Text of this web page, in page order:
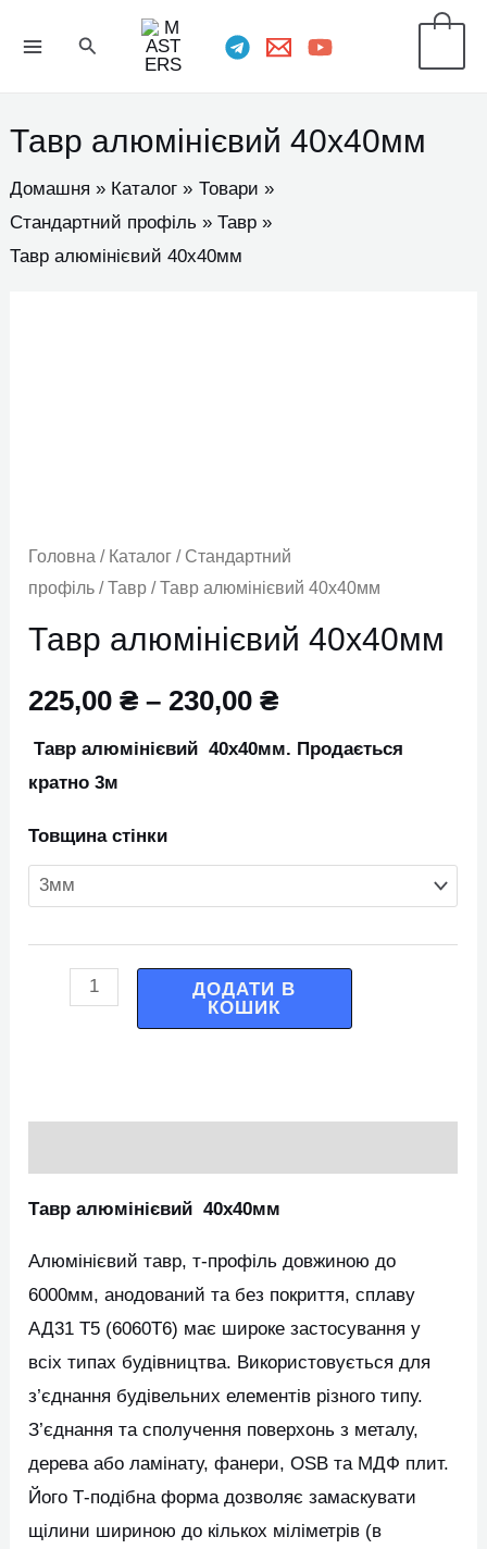
Пошук
Тавр алюмінієвий 40х40мм
Домашня Каталог
Товари
Стандартний профіль
Тавр
Тавр алюмінієвий 40х40мм
Головна / Каталог / Стандартний
профіль /Тавр / Тавр алюмінієвий 40х40мм
Тавр алюмінієвий 40х40мм
225,00₴ – 230,00₴
Тавр алюмінієвий 40х40мм. Продається
кратно 3м
Товщина стінки
ДОДАТИ В
КОШИК
Тавр алюмінієвий 40х40мм
Алюмінієвий тавр, т-профіль довжиною до
6000мм, анодований та без покриття, сплаву
АД31 Т5 (6060Т6) має широке застосування у
всіх типах будівництва. Використовується для
з’єднання будівельних елементів різного типу.
З’єднання та сполучення поверхонь з металу,
дерева або ламінату, фанери, OSB та МДФ плит.
Його Т-подібна форма дозволяє замаскувати
щілини шириною до кількох міліметрів (в